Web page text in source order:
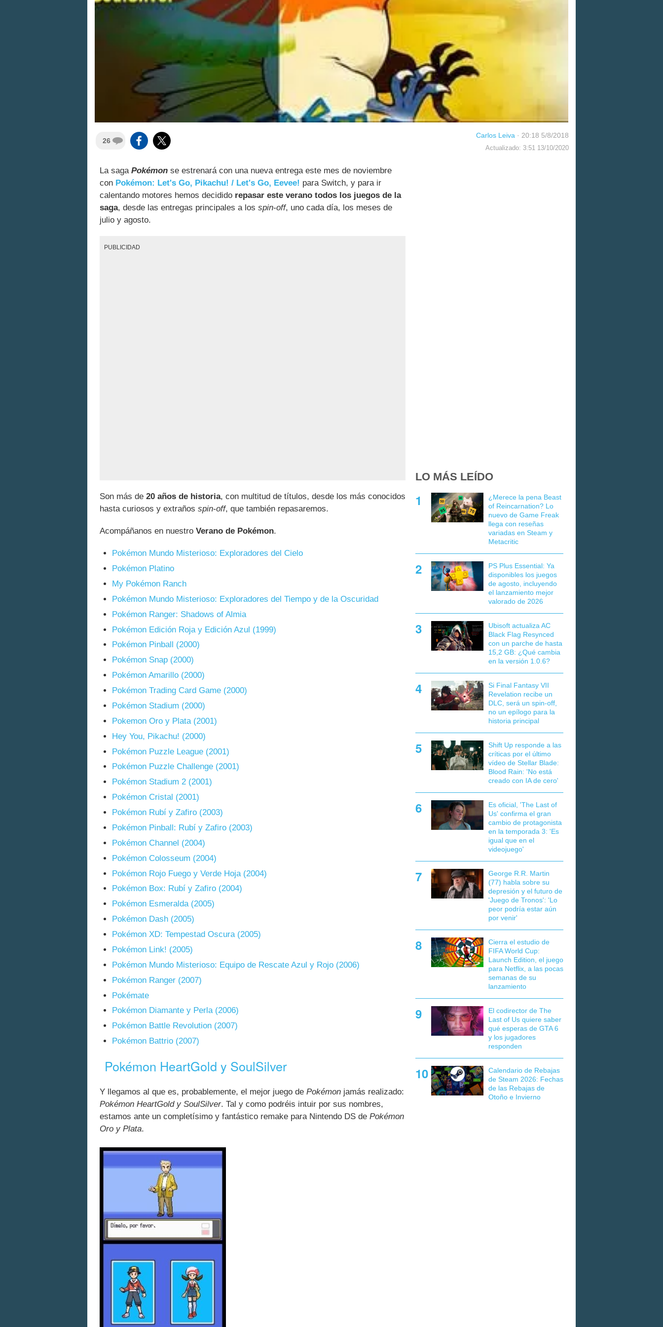
26
Carlos Leiva · 20:18 5/8/2018
Actualizado: 3:51 13/10/2020
La saga Pokémon se estrenará con una nueva entrega este mes de noviembre
con Pokémon: Let's Go, Pikachu! / Let's Go, Eevee! para Switch, y para ir
calentando motores hemos decidido repasar este verano todos los juegos de la
saga, desde las entregas principales a los spin-off, uno cada día, los meses de
julio y agosto.
PUBLICIDAD
Son más de 20 años de historia, con multitud de títulos, desde los más conocidos
hasta curiosos y extraños spin-off, que también repasaremos.
Acompáñanos en nuestro Verano de Pokémon.
Pokémon Mundo Misterioso: Exploradores del Cielo
Pokémon Platino
My Pokémon Ranch
Pokémon Mundo Misterioso: Exploradores del Tiempo y de la Oscuridad
Pokémon Ranger: Shadows of Almia
Pokémon Edición Roja y Edición Azul (1999)
Pokémon Pinball (2000)
Pokémon Snap (2000)
Pokémon Amarillo (2000)
Pokémon Trading Card Game (2000)
Pokémon Stadium (2000)
Pokemon Oro y Plata (2001)
Hey You, Pikachu! (2000)
Pokémon Puzzle League (2001)
Pokémon Puzzle Challenge (2001)
Pokémon Stadium 2 (2001)
Pokémon Cristal (2001)
Pokémon Rubí y Zafiro (2003)
Pokémon Pinball: Rubí y Zafiro (2003)
Pokémon Channel (2004)
Pokémon Colosseum (2004)
Pokémon Rojo Fuego y Verde Hoja (2004)
Pokémon Box: Rubí y Zafiro (2004)
Pokémon Esmeralda (2005)
Pokémon Dash (2005)
Pokémon XD: Tempestad Oscura (2005)
Pokémon Link! (2005)
Pokémon Mundo Misterioso: Equipo de Rescate Azul y Rojo (2006)
Pokémon Ranger (2007)
Pokémate
Pokémon Diamante y Perla (2006)
Pokémon Battle Revolution (2007)
Pokémon Battrio (2007)
Pokémon HeartGold y SoulSilver
Y llegamos al que es, probablemente, el mejor juego de Pokémon jamás realizado:
Pokémon HeartGold y SoulSilver. Tal y como podréis intuir por sus nombres,
estamos ante un completísimo y fantástico remake para Nintendo DS de Pokémon
Oro y Plata.
LO MÁS LEÍDO
¿Merece la pena Beast
of Reincarnation? Lo
nuevo de Game Freak
llega con reseñas
variadas en Steam y
Metacritic
PS Plus Essential: Ya
disponibles los juegos
de agosto, incluyendo
el lanzamiento mejor
valorado de 2026
Ubisoft actualiza AC
Black Flag Resynced
con un parche de hasta
15,2 GB: ¿Qué cambia
en la versión 1.0.6?
Si Final Fantasy VII
Revelation recibe un
DLC, será un spin-off,
no un epílogo para la
historia principal
Shift Up responde a las
críticas por el último
vídeo de Stellar Blade:
Blood Rain: 'No está
creado con IA de cero'
Es oficial, 'The Last of
Us' confirma el gran
cambio de protagonista
en la temporada 3: 'Es
igual que en el
videojuego'
George R.R. Martin
(77) habla sobre su
depresión y el futuro de
'Juego de Tronos': 'Lo
peor podría estar aún
por venir'
Cierra el estudio de
FIFA World Cup:
Launch Edition, el juego
para Netflix, a las pocas
semanas de su
lanzamiento
El codirector de The
Last of Us quiere saber
qué esperas de GTA 6
y los jugadores
responden
Calendario de Rebajas
de Steam 2026: Fechas
de las Rebajas de
Otoño e Invierno